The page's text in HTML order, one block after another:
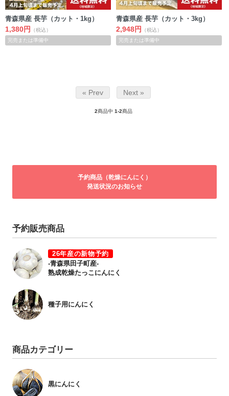
青森県産 長芋（カット・1kg）
1,380円
（税込）
完売または準備中
青森県産 長芋（カット・3kg）
2,948円
（税込）
完売または準備中
« Prev Next »
2商品中 1-2商品
予約商品（乾燥にんにく）
発送状況のお知らせ
予約販売商品
26年産の新物予約
-青森県田子町産-
熟成乾燥たっこにんにく
種子用にんにく
商品カテゴリー
黒にんにく